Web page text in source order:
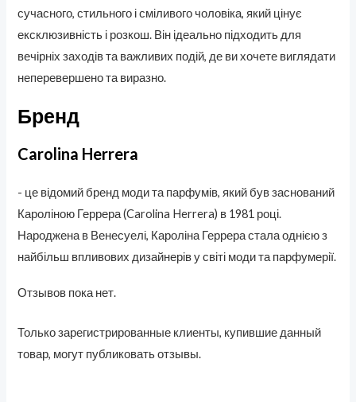
сучасного, стильного і сміливого чоловіка, який цінує
ексклюзивність і розкош. Він ідеально підходить для
вечірніх заходів та важливих подій, де ви хочете виглядати
неперевершено та виразно.
Бренд
Carolina Herrera
- це відомий бренд моди та парфумів, який був заснований
Кароліною Геррера (Carolina Herrera) в 1981 році.
Народжена в Венесуелі, Кароліна Геррера стала однією з
найбільш впливових дизайнерів у світі моди та парфумерії.
Отзывов пока нет.
Только зарегистрированные клиенты, купившие данный
товар, могут публиковать отзывы.